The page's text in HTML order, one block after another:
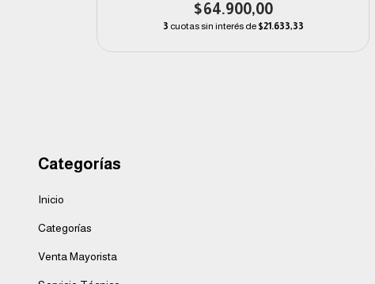
$64.900,00
3 cuotas sin interés de $21.633,33
Categorías
Inicio
Categorías
Venta Mayorista